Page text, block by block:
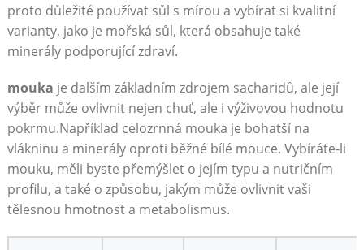
proto důležité používat sůl s mírou a vybírat si kvalitní
varianty, jako je mořská sůl, která obsahuje také
minerály podporující zdraví.
mouka je dalším základním zdrojem sacharidů, ale její
výběr může ovlivnit nejen chuť, ale i výživovou hodnotu
pokrmu.Například celozrnná mouka je bohatší na
vlákninu a minerály oproti běžné bílé mouce. Vybíráte-li
mouku, měli byste přemýšlet o jejím typu a nutričním
profilu, a také o způsobu, jakým může ovlivnit vaši
tělesnou hmotnost a metabolismus.